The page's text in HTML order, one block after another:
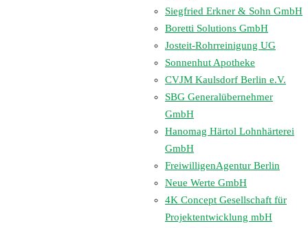
Siegfried Erkner & Sohn GmbH
Boretti Solutions GmbH
Josteit-Rohrreinigung UG
Sonnenhut Apotheke
CVJM Kaulsdorf Berlin e.V.
SBG Generalübernehmer
GmbH
Hanomag Härtol Lohnhärterei
GmbH
FreiwilligenAgentur Berlin
Neue Werte GmbH
4K Concept Gesellschaft für
Projektentwicklung mbH